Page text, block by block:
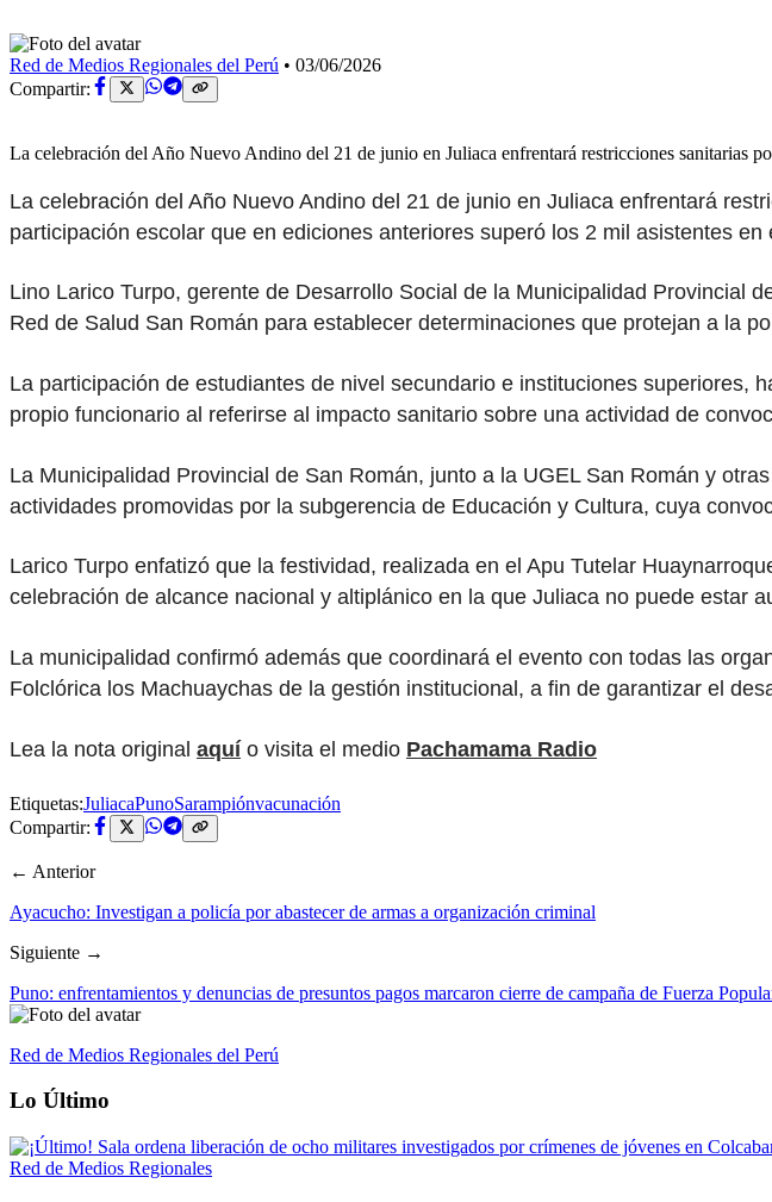
Red de Medios Regionales del Perú • 03/06/2026
Compartir:
La celebración del Año Nuevo Andino del 21 de junio en Juliaca enfrentará restricciones sanitarias
La celebración del Año Nuevo Andino del 21 de junio en Juliaca enfrentará
participación escolar que en ediciones anteriores superó los 2 mil asistentes en
Lino Larico Turpo, gerente de Desarrollo Social de la Municipalidad Provincial
Red de Salud San Román para establecer determinaciones que protejan a la
La participación de estudiantes de nivel secundario e instituciones superiores,
propio funcionario al referirse al impacto sanitario sobre una actividad de
La Municipalidad Provincial de San Román, junto a la UGEL San Román y
actividades promovidas por la subgerencia de Educación y Cultura, cuya
Larico Turpo enfatizó que la festividad, realizada en el Apu Tutelar
celebración de alcance nacional y altiplánico en la que Juliaca no puede estar
La municipalidad confirmó además que coordinará el evento con todas las
Folclórica los Machuaychas de la gestión institucional, a fin de garantizar el
Lea la nota original aquío visita el medio Pachamama Radio
Etiquetas:JuliacaPunoSarampiónvacunación
Compartir:
← Anterior
Ayacucho: Investigan a policía por abastecer de armas a organización criminal
Siguiente →
Puno: enfrentamientos y denuncias de presuntos pagos marcaron cierre de campaña de Fuerza
Red de Medios Regionales del Perú
Lo Último
Red de Medios Regionales